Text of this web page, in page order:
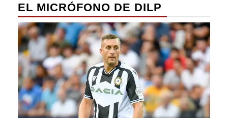
EL MICRÓFONO DE DILP